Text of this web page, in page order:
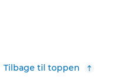
Tilbage til toppen